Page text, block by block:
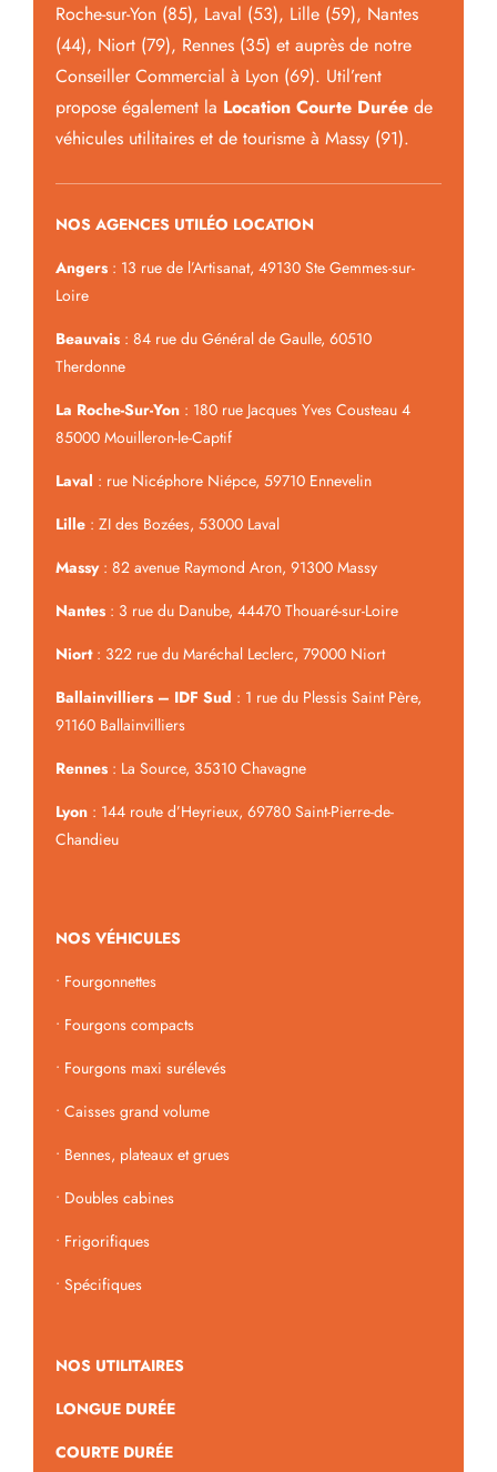
Roche-sur-Yon (85), Laval (53), Lille (59), Nantes
(44), Niort (79), Rennes (35) et auprès de notre
Conseiller Commercial à Lyon (69). Util’rent
propose également la Location Courte Duréede
véhicules utilitaires et de tourisme à Massy (91).
NOS AGENCES UTILÉO LOCATION
Angers: 13 rue de l’Artisanat, 49130 Ste Gemmes-sur-
Loire
Beauvais : 84 rue du Général de Gaulle, 60510
Therdonne
La Roche-Sur-Yon: 180 rue Jacques Yves Cousteau 4
85000 Mouilleron-le-Captif
Laval : rue Nicéphore Niépce, 59710 Ennevelin
Lille: ZI des Bozées, 53000 Laval
Massy : 82 avenue Raymond Aron, 91300 Massy
Nantes: 3 rue du Danube, 44470 Thouaré-sur-Loire
Niort: 322 rue du Maréchal Leclerc, 79000 Niort
Ballainvilliers – IDF Sud : 1 rue du Plessis Saint Père,
91160 Ballainvilliers
Rennes: La Source, 35310 Chavagne
Lyon : 144 route d’Heyrieux, 69780 Saint-Pierre-de-
Chandieu
NOS VÉHICULES
• Fourgonnettes
• Fourgons compacts
• Fourgons maxi surélevés
• Caisses grand volume
• Bennes, plateaux et grues
• Doubles cabines
• Frigorifiques
• Spécifiques
NOS UTILITAIRES
LONGUE DURÉE
COURTE DURÉE